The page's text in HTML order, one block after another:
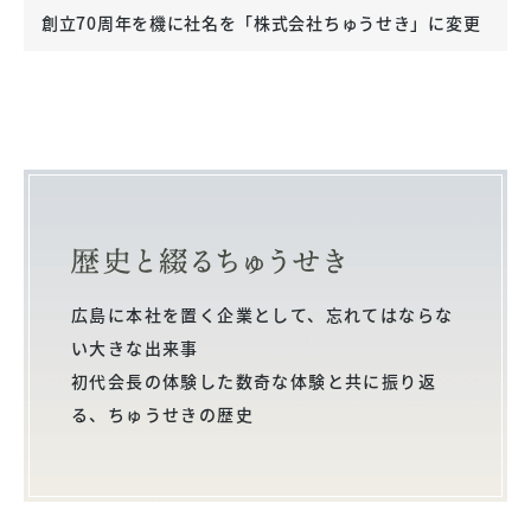
創立70周年を機に社名を「株式会社ちゅうせき」に変更
広島に本社を置く企業として、忘れてはならな
い大きな出来事
初代会長の体験した数奇な体験と共に振り返
る、ちゅうせきの歴史